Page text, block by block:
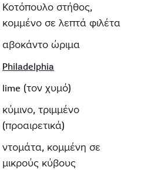
Κοτόπουλο στήθος,
κομμένο σε λεπτά φιλέτα
αβοκάντο ώριμα
Philadelphia
lime (τον χυμό)
κύμινο, τριμμένο
(προαιρετικά)
ντομάτα, κομμένη σε
μικρούς κύβους